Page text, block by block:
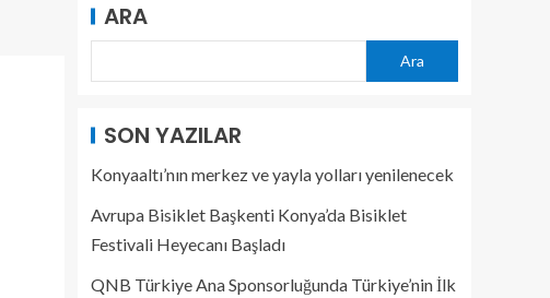
ARA
Ara
SON YAZILAR
Konyaaltı’nın merkez ve yayla yolları yenilenecek
Avrupa Bisiklet Başkenti Konya’da Bisiklet
Festivali Heyecanı Başladı
QNB Türkiye Ana Sponsorluğunda Türkiye’nin İlk